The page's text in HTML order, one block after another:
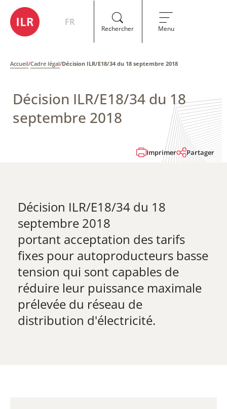
FR
Rechercher Menu
Accueil/Cadre légal/Décision ILR/E18/34 du 18 septembre 2018
Décision ILR/E18/34 du 18
septembre 2018
Imprimer Partager
Décision ILR/E18/34 du 18
septembre 2018
​portant acceptation des tarifs
fixes pour autoproducteurs basse
tension qui sont capables de
réduire leur puissance maximale
prélevée du réseau de
distribution d'électricité.